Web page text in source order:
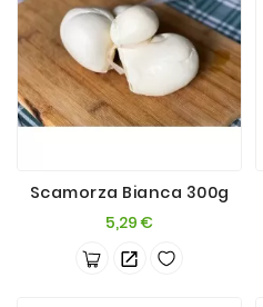
Scamorza Bianca 300g
5,29 €Prezzo